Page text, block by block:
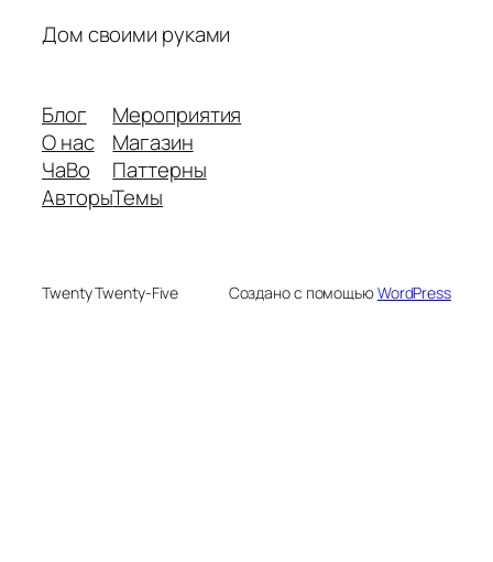
Дом своими руками
Блог
О нас
ЧаВо
Авторы
Мероприятия
Магазин
Паттерны
Темы
Twenty Twenty-Five Создано с помощьюWordPress